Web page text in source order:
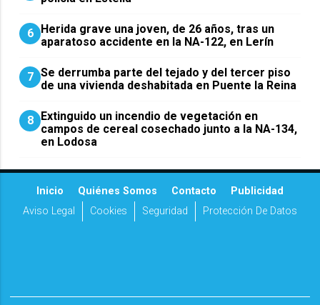
6 Herida grave una joven, de 26 años, tras un
aparatoso accidente en la NA-122, en Lerín
7 Se derrumba parte del tejado y del tercer piso
de una vivienda deshabitada en Puente la Reina
8 Extinguido un incendio de vegetación en
campos de cereal cosechado junto a la NA-134,
en Lodosa
Inicio Quiénes Somos Contacto
Publicidad
Aviso Legal
Cookies Seguridad Protección De Datos